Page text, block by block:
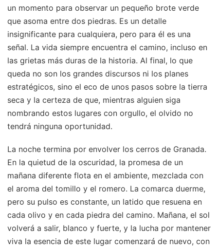
un momento para observar un pequeño brote verde
que asoma entre dos piedras. Es un detalle
insignificante para cualquiera, pero para él es una
señal. La vida siempre encuentra el camino, incluso en
las grietas más duras de la historia. Al final, lo que
queda no son los grandes discursos ni los planes
estratégicos, sino el eco de unos pasos sobre la tierra
seca y la certeza de que, mientras alguien siga
nombrando estos lugares con orgullo, el olvido no
tendrá ninguna oportunidad.
La noche termina por envolver los cerros de Granada.
En la quietud de la oscuridad, la promesa de un
mañana diferente flota en el ambiente, mezclada con
el aroma del tomillo y el romero. La comarca duerme,
pero su pulso es constante, un latido que resuena en
cada olivo y en cada piedra del camino. Mañana, el sol
volverá a salir, blanco y fuerte, y la lucha por mantener
viva la esencia de este lugar comenzará de nuevo, con